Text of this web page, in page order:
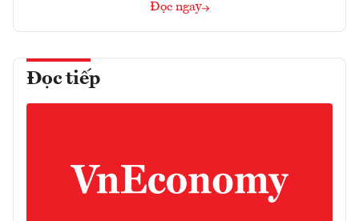
Đọc ngay
Đọc tiếp